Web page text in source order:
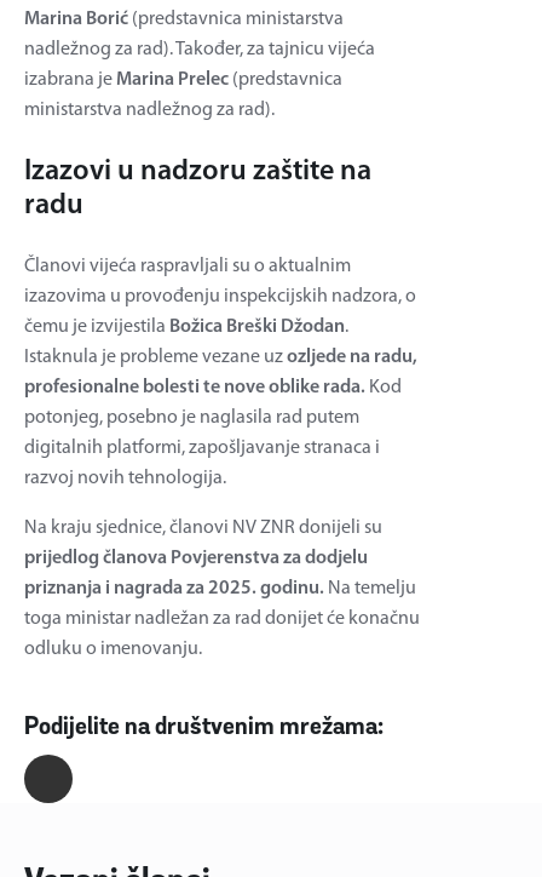
Marina Borić (predstavnica ministarstva
nadležnog za rad). Također, za tajnicu vijeća
izabrana je Marina Prelec (predstavnica
ministarstva nadležnog za rad).
Izazovi u nadzoru zaštite na
radu
Članovi vijeća raspravljali su o aktualnim
izazovima u provođenju inspekcijskih nadzora, o
čemu je izvijestila Božica Breški Džodan.
Istaknula je probleme vezane uzozljede na radu,
profesionalne bolesti te nove oblike rada. Kod
potonjeg, posebno je naglasila rad putem
digitalnih platformi, zapošljavanje stranaca i
razvoj novih tehnologija.
Na kraju sjednice, članovi NV ZNR donijeli su
prijedlog članova Povjerenstva za dodjelu
priznanja i nagrada za 2025. godinu. Na temelju
toga ministar nadležan za rad donijet će konačnu
odluku o imenovanju.
Podijelite na društvenim mrežama: